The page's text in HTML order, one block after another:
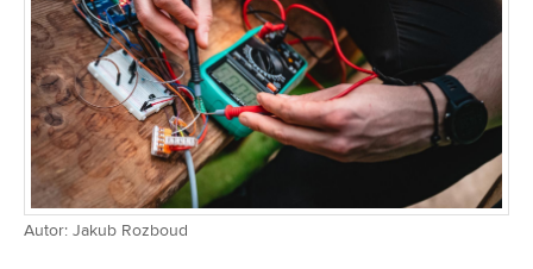
Autor: Jakub Rozboud